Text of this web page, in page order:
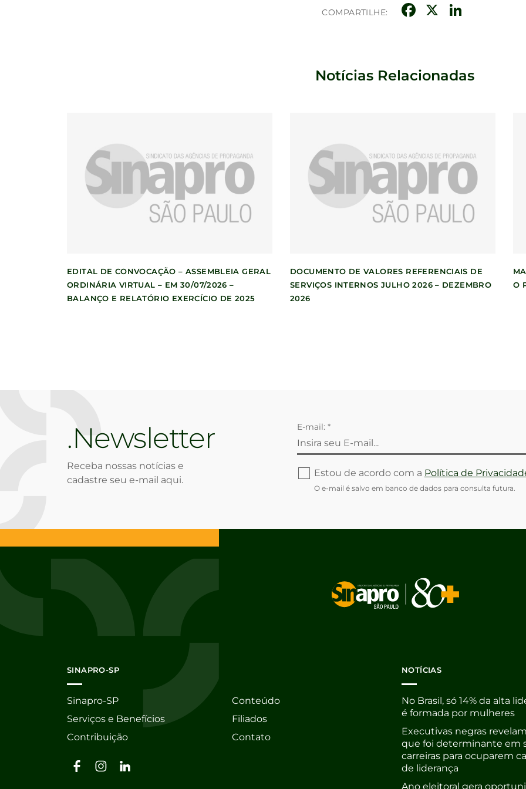
COMPARTILHE: Facebook
X
Notícias Relacionadas
EDITAL DE CONVOCAÇÃO – ASSEMBLEIA GERAL
ORDINÁRIA VIRTUAL – EM 30/07/2026 –
BALANÇO E RELATÓRIO EXERCÍCIO DE 2025
DOCUMENTO DE VALORES REFERENCIAIS DE
SERVIÇOS INTERNOS JULHO 2026 – DEZEMBRO
2026
O
Newsletter
Receba nossas notícias e
cadastre seu e-mail aqui.
E-mail: *
Estou de acordo com a Política de
O e-mail é salvo em banco de dados para consulta futura.
SINAPRO-SP
Sinapro-SP
Serviços e Benefícios
Contribuição
Conteúdo
Filiados
Contato
NOTÍCIAS
No Brasil, só 14% da alta
é formada por mulheres
Executivas negras
que foi determinante em
carreiras para ocuparem
de liderança
Ano eleitoral gera